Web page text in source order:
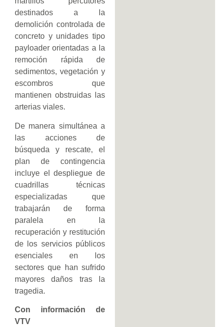
destinados a la
demolición controlada de
concreto y unidades tipo
payloader orientadas a la
remoción rápida de
sedimentos, vegetación y
escombros que
mantienen obstruidas las
arterias viales.
De manera simultánea a
las acciones de
búsqueda y rescate, el
plan de contingencia
incluye el despliegue de
cuadrillas técnicas
especializadas que
trabajarán de forma
paralela en la
recuperación y restitución
de los servicios públicos
esenciales en los
sectores que han sufrido
mayores daños tras la
tragedia.
Con información de
VTV